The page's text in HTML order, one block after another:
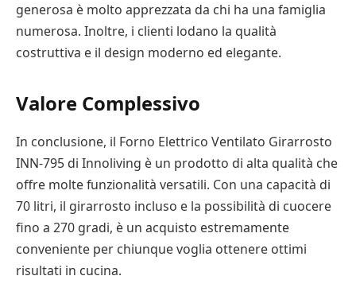
generosa è molto apprezzata da chi ha una famiglia
numerosa. Inoltre, i clienti lodano la qualità
costruttiva e il design moderno ed elegante.
Valore Complessivo
In conclusione, il Forno Elettrico Ventilato Girarrosto
INN-795 di Innoliving è un prodotto di alta qualità che
offre molte funzionalità versatili. Con una capacità di
70 litri, il girarrosto incluso e la possibilità di cuocere
fino a 270 gradi, è un acquisto estremamente
conveniente per chiunque voglia ottenere ottimi
risultati in cucina.